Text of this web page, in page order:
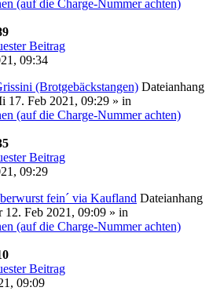
(auf die Charge-Nummer achten)
Beitrag
09:34
(Brotgebäckstangen) Dateianhang
17. Feb 2021, 09:29 » in
(auf die Charge-Nummer achten)
Beitrag
09:29
fein´ via Kaufland Dateianhang
12. Feb 2021, 09:09 » in
(auf die Charge-Nummer achten)
Beitrag
09:09